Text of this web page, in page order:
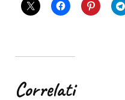
Correlati